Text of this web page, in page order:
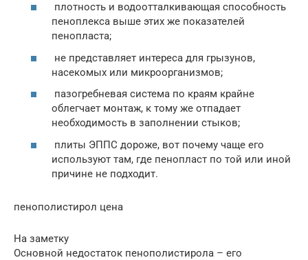
плотность и водоотталкивающая способность
пеноплекса выше этих же показателей
пенопласта;
не представляет интереса для грызунов,
насекомых или микроорганизмов;
пазогребневая система по краям крайне
облегчает монтаж, к тому же отпадает
необходимость в заполнении стыков;
плиты ЭППС дороже, вот почему чаще его
используют там, где пенопласт по той или иной
причине не подходит.
пенополистирол цена
На заметку
Основной недостаток пенополистирола – его